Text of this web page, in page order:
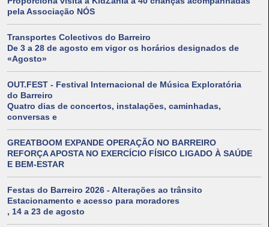
pela Associação NÓS
Transportes Colectivos do Barreiro
De 3 a 28 de agosto em vigor os horários designados de
«Agosto»
OUT.FEST - Festival Internacional de Música Exploratória
do Barreiro
Quatro dias de concertos, instalações, caminhadas,
conversas e
GREATBOOM EXPANDE OPERAÇÃO NO BARREIRO
REFORÇA APOSTA NO EXERCÍCIO FÍSICO LIGADO À SAÚDE
E BEM-ESTAR
Festas do Barreiro 2026 - Alterações ao trânsito
Estacionamento e acesso para moradores
, 14 a 23 de agosto